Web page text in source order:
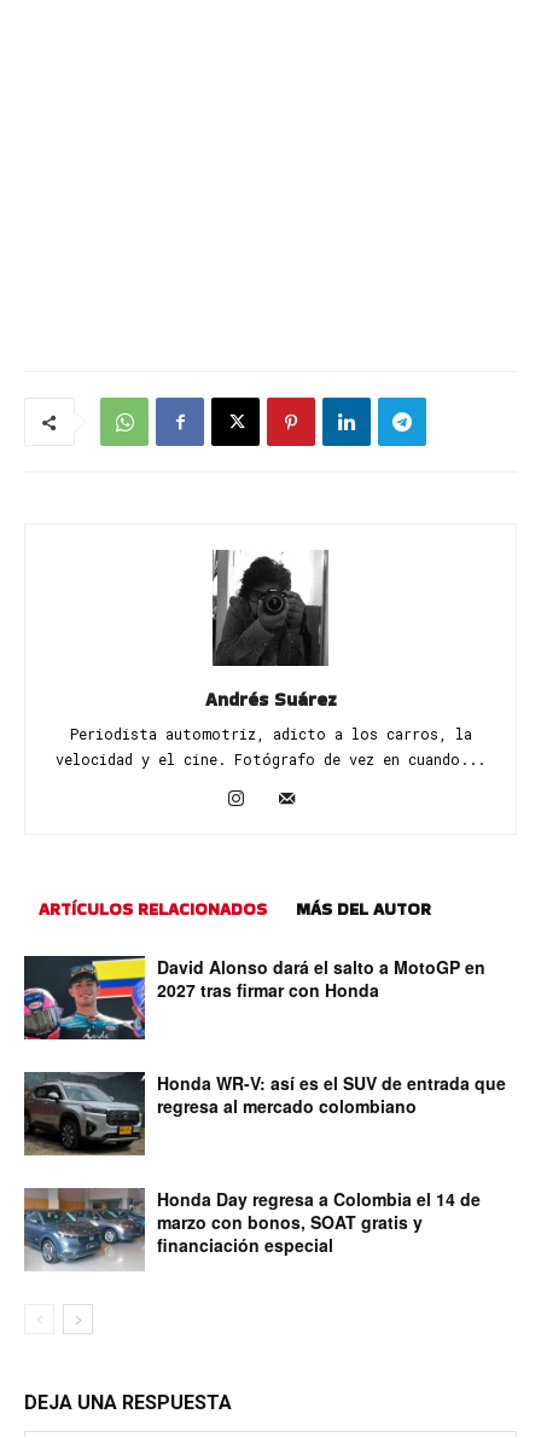
Andrés Suárez
Periodista automotriz, adicto a los carros, la
velocidad y el cine. Fotógrafo de vez en cuando...
ARTÍCULOS RELACIONADOS MÁS DEL AUTOR
David Alonso dará el salto a MotoGP en
2027 tras firmar con Honda
Honda WR-V: así es el SUV de entrada que
regresa al mercado colombiano
Honda Day regresa a Colombia el 14 de
marzo con bonos, SOAT gratis y
financiación especial
DEJA UNA RESPUESTA